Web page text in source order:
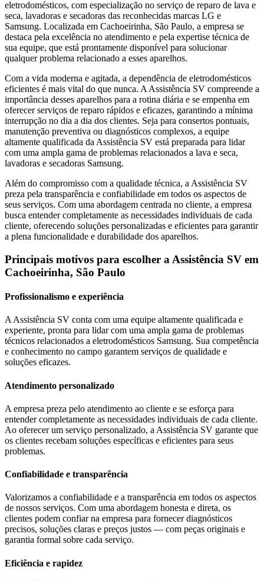
eletrodomésticos, com especialização no serviço de reparo de lava e
seca, lavadoras e secadoras das reconhecidas marcas LG e
Samsung. Localizada em Cachoeirinha, São Paulo, a empresa se
destaca pela excelência no atendimento e pela expertise técnica de
sua equipe, que está prontamente disponível para solucionar
qualquer problema relacionado a esses aparelhos.
Com a vida moderna e agitada, a dependência de eletrodomésticos
eficientes é mais vital do que nunca. A Assistência SV compreende a
importância desses aparelhos para a rotina diária e se empenha em
oferecer serviços de reparo rápidos e eficazes, garantindo a mínima
interrupção no dia a dia dos clientes. Seja para consertos pontuais,
manutenção preventiva ou diagnósticos complexos, a equipe
altamente qualificada da Assistência SV está preparada para lidar
com uma ampla gama de problemas relacionados a lava e seca,
lavadoras e secadoras Samsung.
Além do compromisso com a qualidade técnica, a Assistência SV
preza pela transparência e confiabilidade em todos os aspectos de
seus serviços. Com uma abordagem centrada no cliente, a empresa
busca entender completamente as necessidades individuais de cada
cliente, oferecendo soluções personalizadas e eficientes para garantir
a plena funcionalidade e durabilidade dos aparelhos.
Principais motivos para escolher a Assistência SV em
Cachoeirinha, São Paulo
Profissionalismo e experiência
A Assistência SV conta com uma equipe altamente qualificada e
experiente, pronta para lidar com uma ampla gama de problemas
técnicos relacionados a eletrodomésticos Samsung. Sua competência
e conhecimento no campo garantem serviços de qualidade e
soluções eficazes.
Atendimento personalizado
A empresa preza pelo atendimento ao cliente e se esforça para
entender completamente as necessidades individuais de cada cliente.
Ao oferecer um serviço personalizado, a Assistência SV garante que
os clientes recebam soluções específicas e eficientes para seus
problemas.
Confiabilidade e transparência
Valorizamos a confiabilidade e a transparência em todos os aspectos
de nossos serviços. Com uma abordagem honesta e direta, os
clientes podem confiar na empresa para fornecer diagnósticos
precisos, soluções claras e preços justos — com peças originais e
garantia formal sobre cada serviço.
Eficiência e rapidez